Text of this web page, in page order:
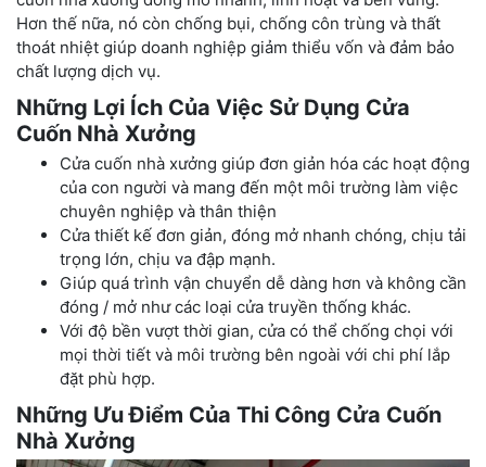
Hơn thế nữa, nó còn chống bụi, chống côn trùng và thất
thoát nhiệt giúp doanh nghiệp giảm thiểu vốn và đảm bảo
chất lượng dịch vụ.
Những Lợi Ích Của Việc Sử Dụng Cửa
Cuốn Nhà Xưởng
Cửa cuốn nhà xưởng giúp đơn giản hóa các hoạt động
của con người và mang đến một môi trường làm việc
chuyên nghiệp và thân thiện
Cửa thiết kế đơn giản, đóng mở nhanh chóng, chịu tải
trọng lớn, chịu va đập mạnh.
Giúp quá trình vận chuyển dễ dàng hơn và không cần
đóng / mở như các loại cửa truyền thống khác.
Với độ bền vượt thời gian, cửa có thể chống chọi với
mọi thời tiết và môi trường bên ngoài với chi phí lắp
đặt phù hợp.
Những Ưu Điểm Của Thi Công Cửa Cuốn
Nhà Xưởng